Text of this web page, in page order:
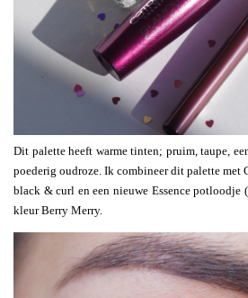
Dit palette heeft warme tinten; pruim, taupe,
poederig oudroze. Ik combineer dit palette met
black & curl en een nieuwe Essence
kleur Berry Merry.